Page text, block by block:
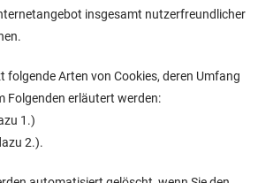
insgesamt nutzerfreundlicher
folgende Arten von Cookies, deren Umfang
Folgenden erläutert werden:
1.)
2.).